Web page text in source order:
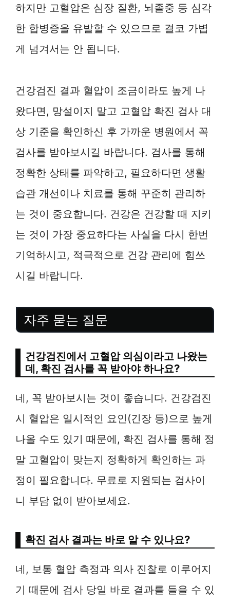
하지만 고혈압은 심장 질환, 뇌졸중 등 심각
한 합병증을 유발할 수 있으므로 결코 가볍
게 넘겨서는 안 됩니다.
건강검진 결과 혈압이 조금이라도 높게 나
왔다면, 망설이지 말고 고혈압 확진 검사 대
상 기준을 확인하신 후 가까운 병원에서 꼭
검사를 받아보시길 바랍니다. 검사를 통해
정확한 상태를 파악하고, 필요하다면 생활
습관 개선이나 치료를 통해 꾸준히 관리하
는 것이 중요합니다. 건강은 건강할 때 지키
는 것이 가장 중요하다는 사실을 다시 한번
기억하시고, 적극적으로 건강 관리에 힘쓰
시길 바랍니다.
자주 묻는 질문
건강검진에서 고혈압 의심이라고 나왔는
데, 확진 검사를 꼭 받아야 하나요?
네, 꼭 받아보시는 것이 좋습니다. 건강검진
시 혈압은 일시적인 요인(긴장 등)으로 높게
나올 수도 있기 때문에, 확진 검사를 통해 정
말 고혈압이 맞는지 정확하게 확인하는 과
정이 필요합니다. 무료로 지원되는 검사이
니 부담 없이 받아보세요.
확진 검사 결과는 바로 알 수 있나요?
네, 보통 혈압 측정과 의사 진찰로 이루어지
기 때문에 검사 당일 바로 결과를 들을 수 있